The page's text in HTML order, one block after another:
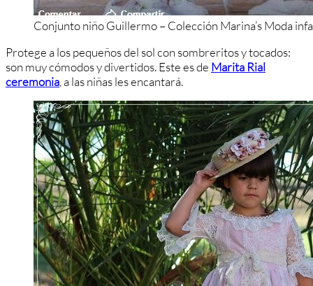
Conjunto niño Guillermo – Colección Marina’s Moda
Protege a los pequeños del sol con sombreritos y tocados:
son muy cómodos y divertidos. Este es de Marita Rial
ceremonia , a las niñas les encantará.